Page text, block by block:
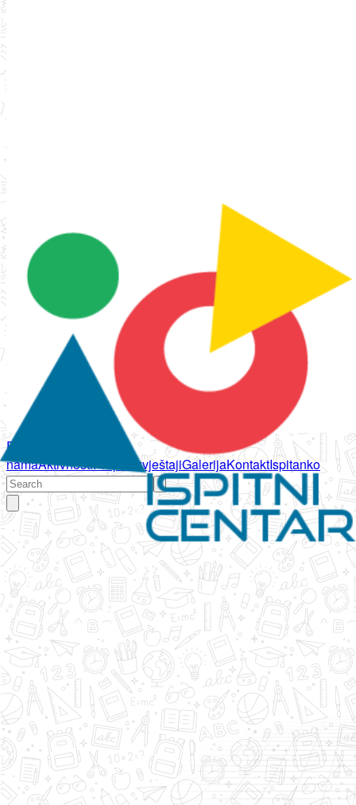
Početna
namaAktivnostiPropisi IzvještajiGalerijaKontaktIspitanko